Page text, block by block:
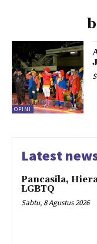
OPINI
Latest
Pancasila,
LGBTQ
Sabtu, 8 Agustus 2026